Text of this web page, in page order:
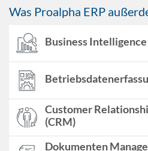
Was Proalpha ERP
Business Intelligence
Customer
(CRM)
Dokumenten